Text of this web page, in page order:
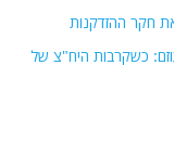
חקר ההזדקנות
כשקרבות היח"צ של